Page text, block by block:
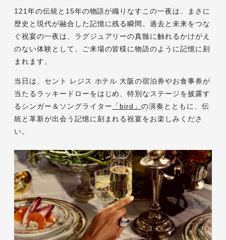
121年の伝統と15年の物語が織りなすこの一夜は、まさに
歴史と現代が融合した記憶に残る瞬間。過去と未来をつな
ぐ祝宴の一夜は、ラグジュアリーの真髄に触れるかけがえ
のない体験として、ご来場の皆様に物語のように記憶に刻
まれます。
当日は、セント レジス ホテル 大阪の宿泊券やお食事券が
当たるラッキードローをはじめ、特別なステージを披露す
るシンガー＆ソングライター 「bird」の演奏とともに、伝
統と革新が出会う記憶に刻まれる祝宴をお楽しみくださ
い。